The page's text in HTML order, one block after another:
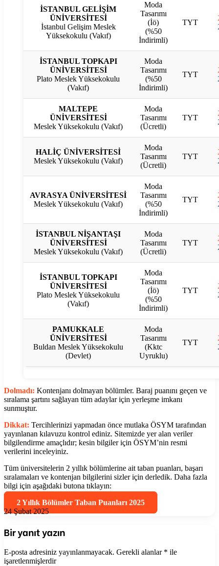
İSTANBUL GELİŞİM
ÜNİVERSİTESİ
İstanbul Gelişim Meslek
Yüksekokulu (Vakıf)
Moda
Tasarımı
(İö)
(%50
İndirimli)
TYT
İSTANBUL TOPKAPI
ÜNİVERSİTESİ
Plato Meslek Yüksekokulu
(Vakıf)
Moda
Tasarımı
(%50
İndirimli)
TYT
MALTEPE
ÜNİVERSİTESİ
Meslek Yüksekokulu (Vakıf)
Moda
Tasarımı
(Ücretli)
TYT
HALİÇ ÜNİVERSİTESİ
Meslek Yüksekokulu (Vakıf)
Moda
Tasarımı
(Ücretli)
TYT
AVRASYA ÜNİVERSİTESİ
Meslek Yüksekokulu (Vakıf)
Moda
Tasarımı
(%50
İndirimli)
TYT
İSTANBUL NİŞANTAŞI
ÜNİVERSİTESİ
Meslek Yüksekokulu (Vakıf)
Moda
Tasarımı
(Ücretli)
TYT
İSTANBUL TOPKAPI
ÜNİVERSİTESİ
Plato Meslek Yüksekokulu
(Vakıf)
Moda
Tasarımı
(İö)
(%50
İndirimli)
TYT
PAMUKKALE
ÜNİVERSİTESİ
Buldan Meslek Yüksekokulu
(Devlet)
Moda
Tasarımı
(Kktc
Uyruklu)
TYT
Dolmadı: Kontenjanı dolmayan bölümler. Baraj puanını geçen ve
sıralama şartını sağlayan tüm adaylar için yerleşme imkanı
sunmuştur.
Dikkat: Tercihlerinizi yapmadan önce mutlaka ÖSYM tarafından
yayınlanan kılavuzu kontrol ediniz. Sitemizde yer alan veriler
bilgilendirme amaçlıdır; kesin bilgiler için ÖSYM’nin resmi
verilerini inceleyiniz.
Tüm üniversitelerin 2 yıllık bölümlerine ait taban puanları, başarı
sıralamaları ve kontenjan bilgilerini sizler için derledik. Daha fazla
bilgi için aşağıdaki butona tıklayın:
2 Yıllık Bölümler Taban Puanları 2025
24 Şubat 2025
Bir yanıt yazın
E-posta adresiniz yayınlanmayacak. Gerekli alanlar * ile
işaretlenmişlerdir